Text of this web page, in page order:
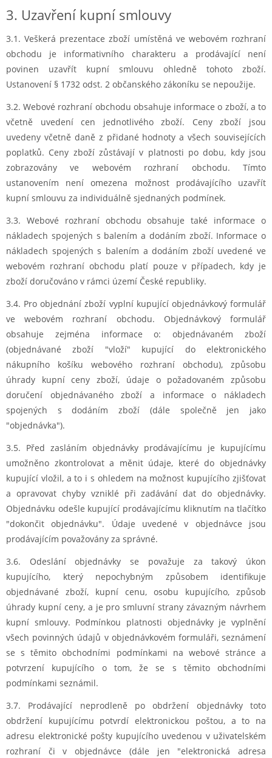
3. Uzavření kupní smlouvy
3.1. Veškerá prezentace zboží umístěná ve webovém rozhraní
obchodu je informativního charakteru a prodávající není
povinen uzavřít kupní smlouvu ohledně tohoto zboží.
Ustanovení § 1732 odst. 2 občanského zákoníku se nepoužije.
3.2. Webové rozhraní obchodu obsahuje informace o zboží, a to
včetně uvedení cen jednotlivého zboží. Ceny zboží jsou
uvedeny včetně daně z přidané hodnoty a všech souvisejících
poplatků. Ceny zboží zůstávají v platnosti po dobu, kdy jsou
zobrazovány ve webovém rozhraní obchodu. Tímto
ustanovením není omezena možnost prodávajícího uzavřít
kupní smlouvu za individuálně sjednaných podmínek.
3.3. Webové rozhraní obchodu obsahuje také informace o
nákladech spojených s balením a dodáním zboží. Informace o
nákladech spojených s balením a dodáním zboží uvedené ve
webovém rozhraní obchodu platí pouze v případech, kdy je
zboží doručováno v rámci území České republiky.
3.4. Pro objednání zboží vyplní kupující objednávkový formulář
ve webovém rozhraní obchodu. Objednávkový formulář
obsahuje zejména informace o: objednávaném zboží
(objednávané zboží "vloží" kupující do elektronického
nákupního košíku webového rozhraní obchodu), způsobu
úhrady kupní ceny zboží, údaje o požadovaném způsobu
doručení objednávaného zboží a informace o nákladech
spojených s dodáním zboží (dále společně jen jako
"objednávka").
3.5. Před zasláním objednávky prodávajícímu je kupujícímu
umožněno zkontrolovat a měnit údaje, které do objednávky
kupující vložil, a to i s ohledem na možnost kupujícího zjišťovat
a opravovat chyby vzniklé při zadávání dat do objednávky.
Objednávku odešle kupující prodávajícímu kliknutím na tlačítko
"dokončit objednávku". Údaje uvedené v objednávce jsou
prodávajícím považovány za správné.
3.6. Odeslání objednávky se považuje za takový úkon
kupujícího, který nepochybným způsobem identifikuje
objednávané zboží, kupní cenu, osobu kupujícího, způsob
úhrady kupní ceny, a je pro smluvní strany závazným návrhem
kupní smlouvy. Podmínkou platnosti objednávky je vyplnění
všech povinných údajů v objednávkovém formuláři, seznámení
se s těmito obchodními podmínkami na webové stránce a
potvrzení kupujícího o tom, že se s těmito obchodními
podmínkami seznámil.
3.7. Prodávající neprodleně po obdržení objednávky toto
obdržení kupujícímu potvrdí elektronickou poštou, a to na
adresu elektronické pošty kupujícího uvedenou v uživatelském
rozhraní či v objednávce (dále jen "elektronická adresa